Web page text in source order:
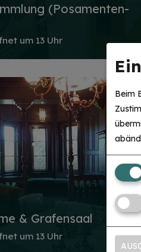
(Posamenten-
um 13 Uhr
& Grafensaal
um 13 Uhr
Beim